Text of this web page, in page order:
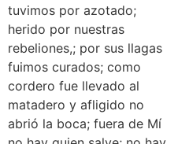
tuvimos por azotado;
herido por nuestras
rebeliones,; por sus llagas
fuimos curados; como
cordero fue llevado al
matadero y afligido no
abrió la boca; fuera de Mí